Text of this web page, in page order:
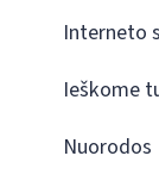
Interneto
Ieškome
Nuorodos